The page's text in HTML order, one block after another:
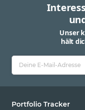
Unser
hält
Portfolio Tracker